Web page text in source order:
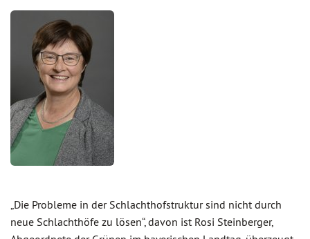
„Die Probleme in der Schlachthofstruktur sind nicht durch
neue Schlachthöfe zu lösen“, davon ist Rosi Steinberger,